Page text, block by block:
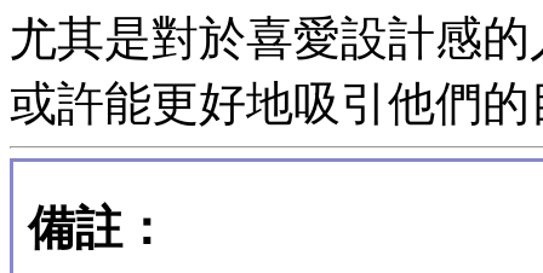
尤其是對於喜愛設計感
或許能更好地吸引他們的
備註：